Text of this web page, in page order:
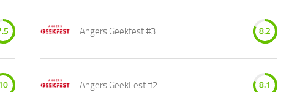
Angers Geekfest #3 8.2
Angers GeekFest #2 8.1